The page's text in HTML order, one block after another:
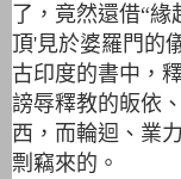
了，竟然還借“緣
頂'見於婆羅門的
古印度的書中，
謗辱釋教的皈依
西，而輪迴、業
剽竊來的。